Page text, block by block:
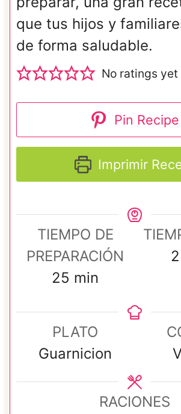
que tus hijos y
de forma saludable.
No ratings yet
Pin Recipe
Imprimir
TIEMPO DE
PREPARACIÓN
25 m
u
t
o
min
PLATO
Guarnicion
RACIONES